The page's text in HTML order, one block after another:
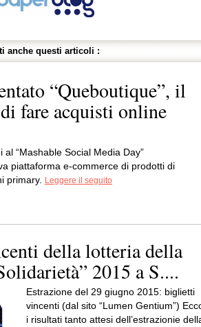
anche questi articoli :
“Queboutique”, il
fare acquisti online
al “Mashable Social Media Day”
piattaforma e-commerce di prodotti di
primary.
Leggere il seguito
della lotteria della
2015 a S....
Estrazione del 29 giugno 2015: biglietti
vincenti (dal sito “Lumen Gentium”)
i risultati tanto attesi dell’estrazionie